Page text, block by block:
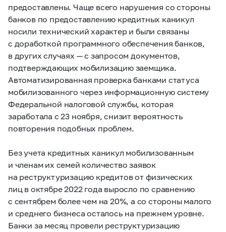
предоставлены. Чаще всего нарушения со стороны
банков по предоставлению кредитных каникул
носили технический характер и были связаны
с доработкой программного обеспечения банков,
в других случаях — с запросом документов,
подтверждающих мобилизацию заемщика.
Автоматизированная проверка банками статуса
мобилизованного через информационную систему
Федеральной налоговой службы, которая
заработала с 23 ноября, снизит вероятность
повторения подобных проблем.
Без учета кредитных каникул мобилизованным
и членам их семей количество заявок
на реструктуризацию кредитов от физических
лиц в октябре 2022 года выросло по сравнению
с сентябрем более чем на 20%, а со стороны малого
и среднего бизнеса осталось на прежнем уровне.
Банки за месяц провели реструктуризацию